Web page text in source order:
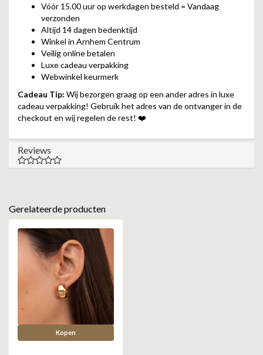
Vóór 15.00 uur op werkdagen besteld = Vandaag
verzonden
Altijd 14 dagen bedenktijd
Winkel in Arnhem Centrum
Veilig online betalen
Luxe cadeau verpakking
Webwinkel keurmerk
Cadeau Tip: Wij bezorgen graag op een ander adres in luxe
cadeau verpakking! Gebruik het adres van de ontvanger in de
checkout en wij regelen de rest! ❤️
Reviews
Gerelateerde producten
Kopen